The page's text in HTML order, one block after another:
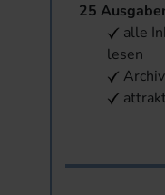
25
alle
lesen